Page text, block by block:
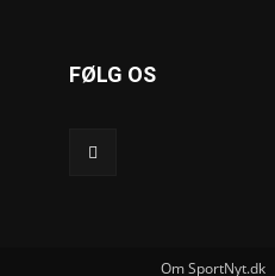
FØLG OS
Om SportNyt.dk